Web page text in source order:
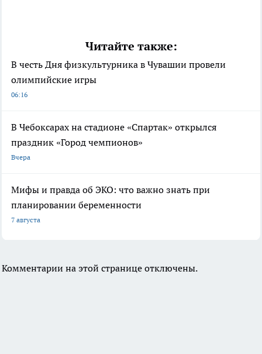
Читайте также:
В честь Дня физкультурника в Чувашии провели
олимпийские игры
06:16
В Чебоксарах на стадионе «Спартак» открылся
праздник «Город чемпионов»
Вчера
Мифы и правда об ЭКО: что важно знать при
планировании беременности
7 августа
Комментарии на этой странице отключены.